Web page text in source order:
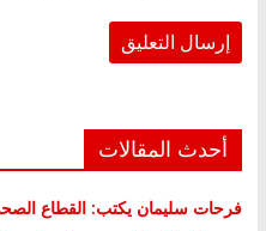
أحدث المقالات
فرحات سليمان يكتب: القطاع